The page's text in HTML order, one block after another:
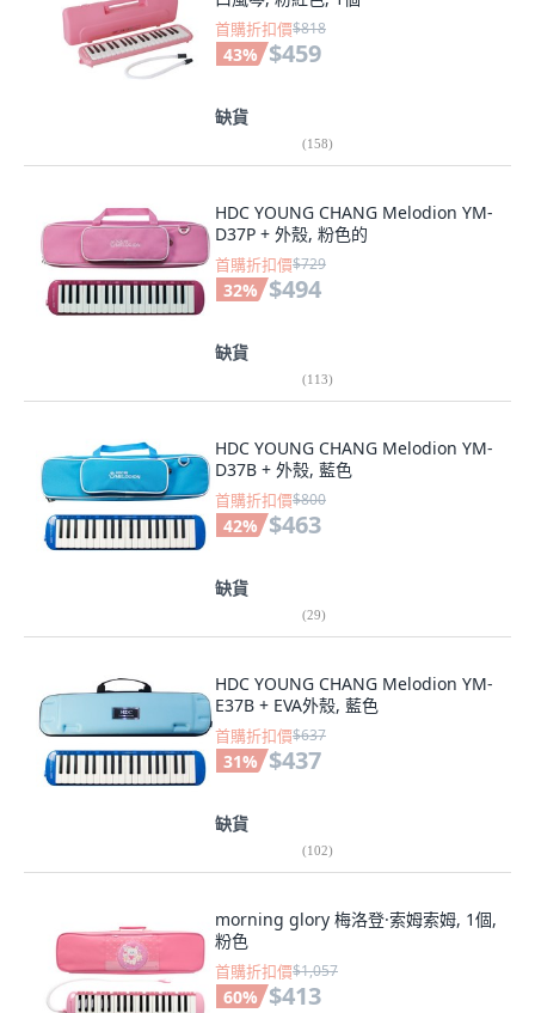
首購折扣價$818
43% $459
缺貨
(158)
HDC YOUNG CHANG Melodion YM-
D37P + 外殼, 粉色的
首購折扣價$729
32% $494
缺貨
(113)
HDC YOUNG CHANG Melodion YM-
D37B + 外殼, 藍色
首購折扣價$800
42% $463
缺貨
(29)
HDC YOUNG CHANG Melodion YM-
E37B + EVA外殼, 藍色
首購折扣價$637
31% $437
缺貨
(102)
morning glory 梅洛登·索姆索姆, 1個,
粉色
首購折扣價$1,057
60% $413